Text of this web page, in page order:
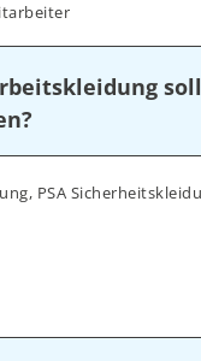
soll